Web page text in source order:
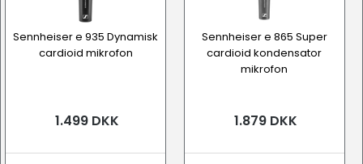
Sennheiser e 935 Dynamisk
cardioid mikrofon
1.499 DKK
Sennheiser e 865 Super
cardioid kondensator
mikrofon
1.879 DKK